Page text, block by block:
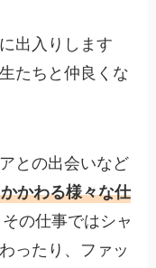
出入りします
たちと仲良くな
との出会いなど
かわる様々な仕
の仕事ではシャ
ったり、ファッ